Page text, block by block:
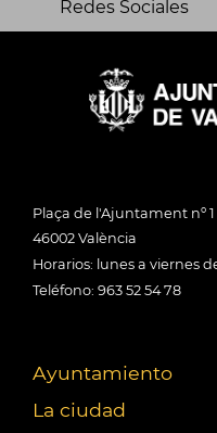
Redes Sociales
Plaça de l'Ajuntament nº 1
46002 València
Horarios: lunes a viernes
Teléfono: 963 52 54 78
Ayuntamiento
La ciudad